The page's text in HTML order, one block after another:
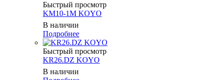
Быстрый просмотр
KM10-1M KOYO
В наличии
Подробнее
Быстрый просмотр
KR26.DZ KOYO
В наличии